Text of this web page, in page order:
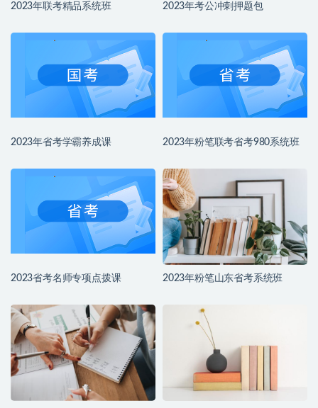
2023年联考精品系统班 2023年考公冲刺押题包
2023年省考学霸养成课 2023年粉笔联考省考980系统班
2023省考名师专项点拨课 2023年粉笔山东省考系统班